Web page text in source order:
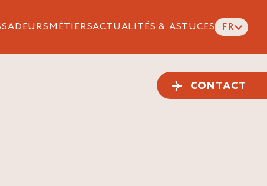
MÉTIERSACTUALITÉS & ASTUCES FR
CONTACT